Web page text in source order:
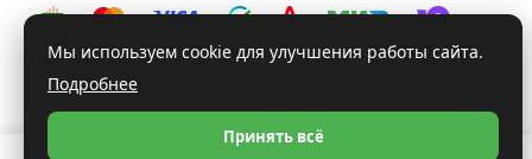
Конфиденциальность
Мы используем cookie для улучшения работы сайта.
Подробнее
Принять всё